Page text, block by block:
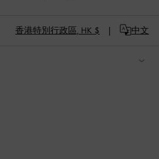
香港特別行政區, HK $ 中文